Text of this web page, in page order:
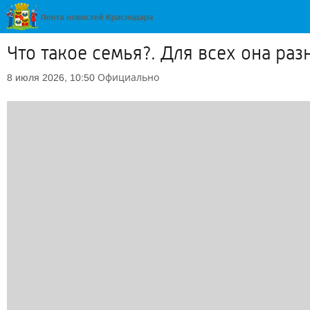
Что такое семья?. Для всех она
8 июля 2026, 10:50 Официально